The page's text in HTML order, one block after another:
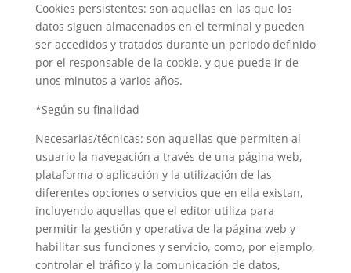
Cookies persistentes: son aquellas en las que los
datos siguen almacenados en el terminal y pueden
ser accedidos y tratados durante un periodo definido
por el responsable de la cookie, y que puede ir de
unos minutos a varios años.
*Según su finalidad
Necesarias/técnicas: son aquellas que permiten al
usuario la navegación a través de una página web,
plataforma o aplicación y la utilización de las
diferentes opciones o servicios que en ella existan,
incluyendo aquellas que el editor utiliza para
permitir la gestión y operativa de la página web y
habilitar sus funciones y servicio, como, por ejemplo,
controlar el tráfico y la comunicación de datos,